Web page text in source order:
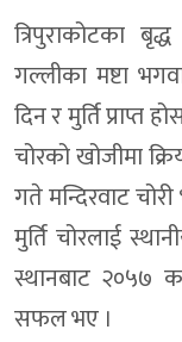
त्रिपुराकोटका
गल्लीका मष्टा
दिन र मुर्ति प्राप्त
चोरको खोजीमा
गते मन्दिरवाट
मुर्ति चोरलाई
स्थानबाट २०५७
सफल भए ।